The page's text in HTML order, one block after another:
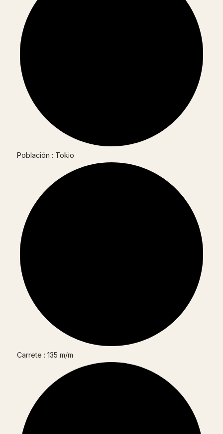
Población : Tokio
Carrete : 135 m/m